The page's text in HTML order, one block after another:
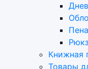
Книжная
Товары